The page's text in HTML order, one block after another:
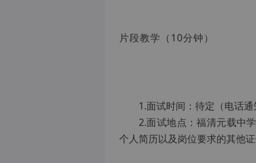
片段教学（10分钟）
1.面试时间：待定（电话通
2.面试地点：福清元载中
个人简历以及岗位要求的其他证